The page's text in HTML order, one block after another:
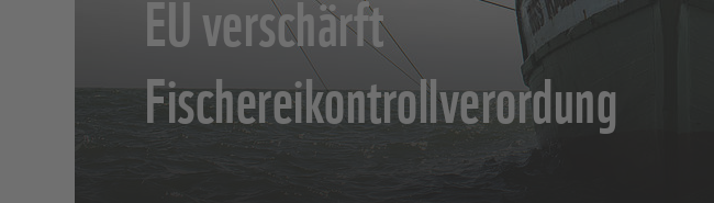
Fischereikontrollverordung